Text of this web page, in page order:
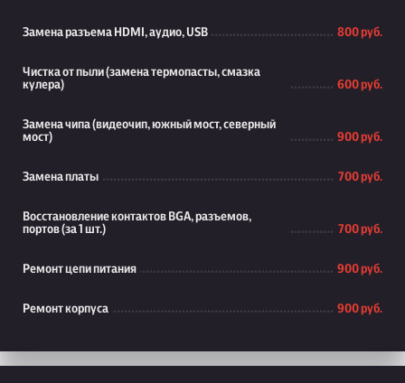
Замена разъема HDMI, аудио, USB 800 руб.
Чистка от пыли (замена термопасты, смазка
кулера)
600 руб.
Замена чипа (видеочип, южный мост, северный
мост)
900 руб.
Замена платы 700 руб.
Восстановление контактов BGA, разъемов,
портов (за 1 шт.)
700 руб.
Ремонт цепи питания 900 руб.
Ремонт корпуса 900 руб.